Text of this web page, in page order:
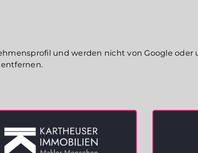
und werden nicht von Google oder